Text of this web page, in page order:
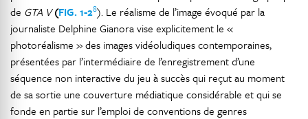
de GTA V (FIG. 1-28). Le réalisme de l’image évoqué par la
journaliste Delphine Gianora vise explicitement le «
photoréalisme » des images vidéoludiques contemporaines,
présentées par l’intermédiaire de l’enregistrement d’une
séquence non interactive du jeu à succès qui reçut au moment
de sa sortie une couverture médiatique considérable et qui se
fonde en partie sur l’emploi de conventions de genres